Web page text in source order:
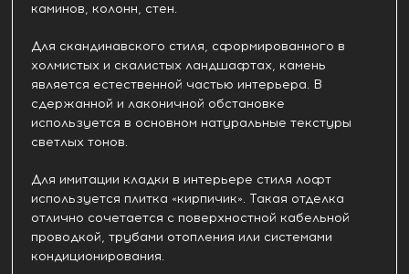
каминов, колонн, стен.
Для скандинавского стиля, сформированного в
холмистых и скалистых ландшафтах, камень
является естественной частью интерьера. В
сдержанной и лаконичной обстановке
используется в основном натуральные текстуры
светлых тонов.
Для имитации кладки в интерьере стиля лофт
используется плитка «кирпичик». Такая отделка
отлично сочетается с поверхностной кабельной
проводкой, трубами отопления или системами
кондиционирования.